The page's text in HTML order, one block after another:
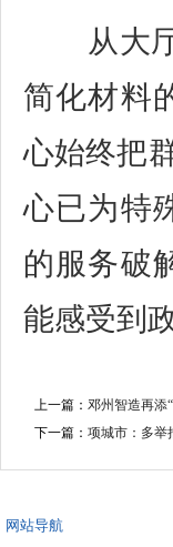
从大厅
简化材料
心始终把
心已为特
的服务破
能感受到
上一篇： 邓州智造再添
下一篇： 项城市：多举
网站导航